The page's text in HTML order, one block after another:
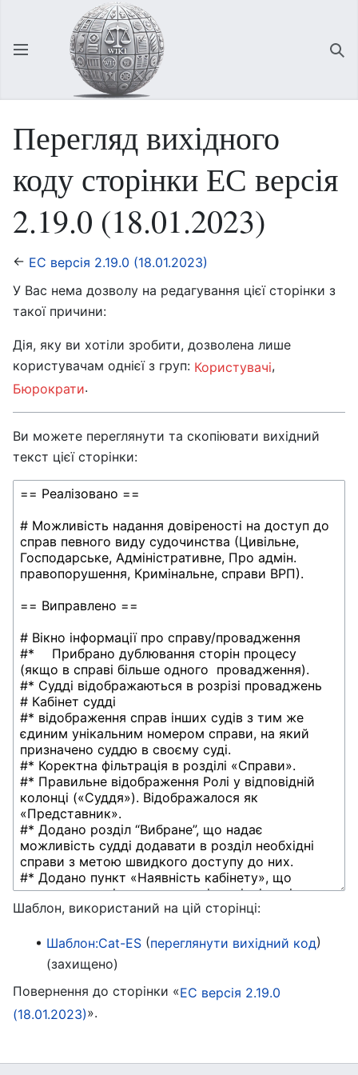
Відкрити головне меню
Перегляд вихідного
коду сторінки ЕС версія
2.19.0 (18.01.2023)
← ЕС версія 2.19.0 (18.01.2023)
У Вас нема дозволу на редагування цієї сторінки з
такої причини:
Дія, яку ви хотіли зробити, дозволена лише
користувачам однієї з груп: Користувачі,
Бюрократи.
Ви можете переглянути та скопіювати вихідний
текст цієї сторінки:
Шаблон, використаний на цій сторінці:
Шаблон:Cat-ES(переглянути вихідний код)
(захищено)
Повернення до сторінки «ЕС версія 2.19.0
(18.01.2023)».